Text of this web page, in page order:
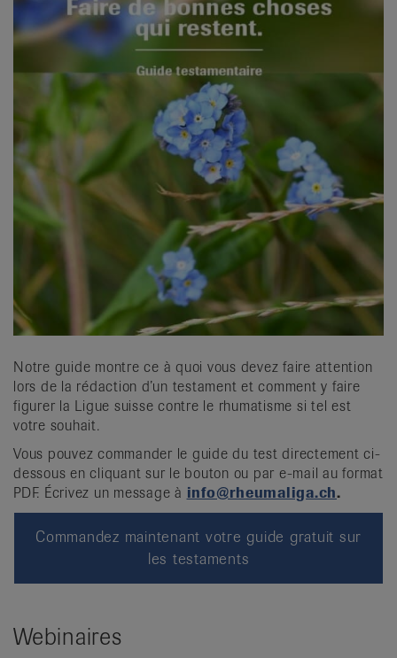
Notre guide montre ce à quoi vous devez faire attention
lors de la rédaction d’un testament et comment y faire
figurer la Ligue suisse contre le rhumatisme si tel est
votre souhait.
Vous pouvez commander le guide du test directement ci-
dessous en cliquant sur le bouton ou par e-mail au format
PDF. Écrivez un message à info@rheumaliga.ch.
Commandez maintenant votre guide gratuit sur
les testaments
Webinaires